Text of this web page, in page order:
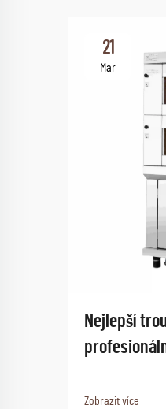
21
Mar
Nejlepší
Zobrazit více